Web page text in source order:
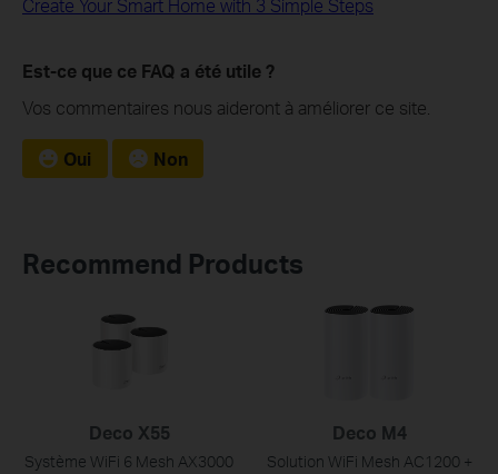
Create Your Smart Home with 3 Simple Steps
Est-ce que ce FAQ a été utile ?
Vos commentaires nous aideront à améliorer ce site.
Oui Non
Recommend Products
Deco X55
Système WiFi 6 Mesh AX3000
Deco M4
Solution WiFi Mesh AC1200 +